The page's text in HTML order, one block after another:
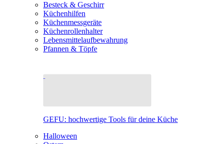
Besteck & Geschirr
Küchenhilfen
Küchenmessgeräte
Küchenrollenhalter
Lebensmittelaufbewahrung
Pfannen & Töpfe
GEFU: hochwertige Tools für deine Küche
Halloween